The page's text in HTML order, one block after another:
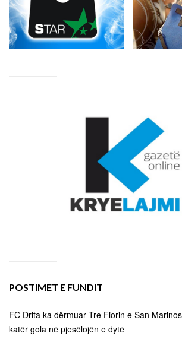
POSTIMET E FUNDIT
FC Drita ka dërmuar Tre Fiorin e San
katër gola në pjesëlojën e dytë